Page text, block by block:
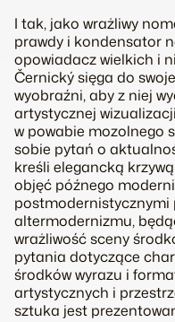
I tak, jako wrażliwy
prawdy i kondensator
opowiadacz wielkich i
Černický sięga do
wyobraźni, aby z niej
artystycznej
w powabie mozolnego
sobie pytań o
kreśli elegancką
objęć późnego
postmodernistycznymi
altermodernizmu,
wrażliwość sceny
pytania dotyczące
środków wyrazu i
artystycznych i
sztuka jest